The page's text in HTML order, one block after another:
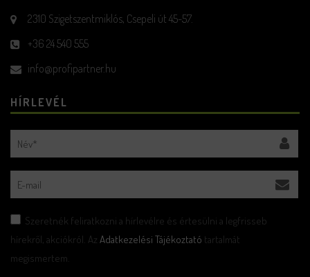
2310 Szigetszentmiklós, Csepeli út 45-57.
+36 24 540 555
info@profipartner.hu
HÍRLEVÉL
Szeretnék feliratkozni a hírlevélre és értesülni a legfrisseb
hírekről, akciókról. Az Adatkezelési Tájékoztató tartalmát
megismertem.